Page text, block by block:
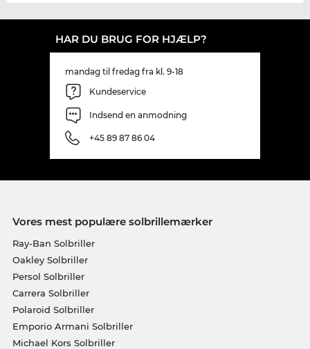
HAR DU BRUG FOR HJÆLP?
mandag til fredag fra kl. 9-18
Kundeservice
Indsend en anmodning
+45 89 87 86 04
Vores mest populære solbrillemærker
Ray-Ban Solbriller
Oakley Solbriller
Persol Solbriller
Carrera Solbriller
Polaroid Solbriller
Emporio Armani Solbriller
Michael Kors Solbriller